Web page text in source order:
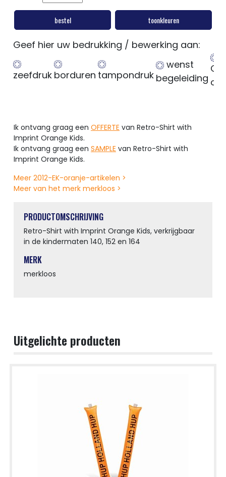
bestel toonkleuren
Geef hier uw bedrukking / bewerking aan:
zeefdruk borduren tampondruk
wenst
begeleiding
Ik ontvang graag een OFFERTE van Retro-Shirt with
Imprint Orange Kids.
Ik ontvang graag een SAMPLE van Retro-Shirt with
Imprint Orange Kids.
Meer 2012-EK-oranje-artikelen >
Meer van het merk merkloos >
PRODUCTOMSCHRIJVING
Retro-Shirt with Imprint Orange Kids, verkrijgbaar
in de kindermaten 140, 152 en 164
MERK
merkloos
Uitgelichte producten